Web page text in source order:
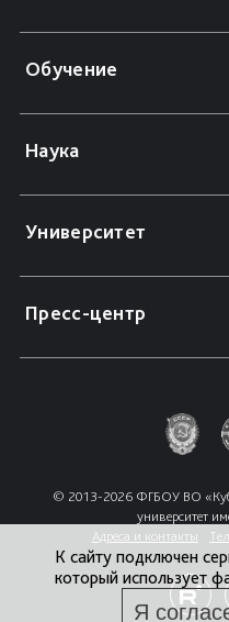
Обучение
Наука
Университет
Пресс-центр
© 2013-2026 ФГБОУ ВО
университет
Адреса и контакты
К сайту подключен
который использует
Я